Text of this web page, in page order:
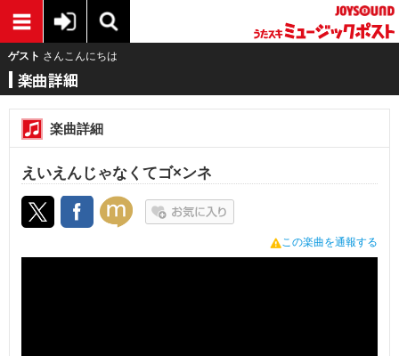
ゲスト さんこんにちは
楽曲詳細
えいえんじゃなくてゴ×ンネ
この楽曲を通報する